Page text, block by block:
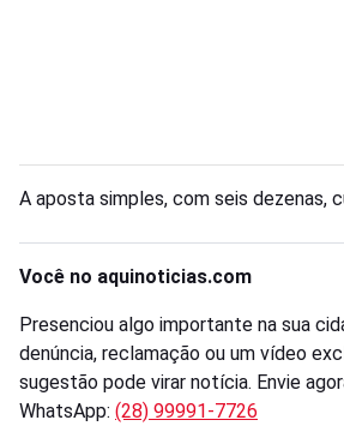
A aposta simples, com seis dezenas,
Você no aquinoticias.com
Presenciou algo importante na sua
denúncia, reclamação ou um vídeo
sugestão pode virar notícia. Envie
WhatsApp: (28) 99991-7726